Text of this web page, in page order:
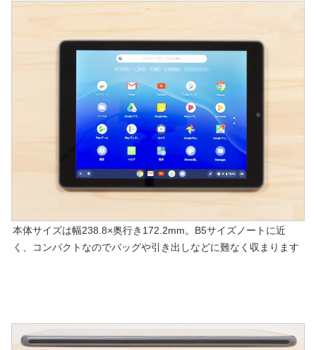
本体サイズは幅238.8×奥行き172.2mm。B5サイズノートに近
く、コンパクトなのでバッグや引き出しなどに難なく収まります